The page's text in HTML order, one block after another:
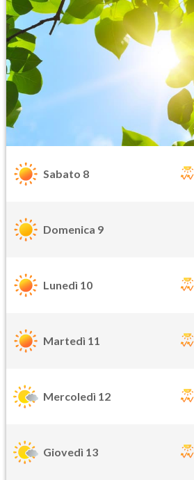
Sabato 8
Domenica 9
Lunedì 10
Martedì 11
Mercoledì 12
Giovedì 13